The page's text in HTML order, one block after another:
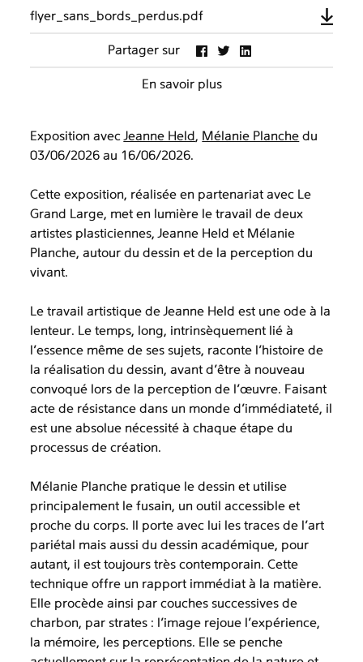
flyer_sans_bords_perdus.pdf
Partager sur
En savoir plus
Exposition avec Jeanne Held , Mélanie Planche du
03/06/2026 au 16/06/2026.
Cette exposition, réalisée en partenariat avec Le
Grand Large, met en lumière le travail de deux
artistes plasticiennes, Jeanne Held et Mélanie
Planche, autour du dessin et de la perception du
vivant.
Le travail artistique de Jeanne Held est une ode à la
lenteur. Le temps, long, intrinsèquement lié à
l’essence même de ses sujets, raconte l’histoire de
la réalisation du dessin, avant d’être à nouveau
convoqué lors de la perception de l’œuvre. Faisant
acte de résistance dans un monde d’immédiateté, il
est une absolue nécessité à chaque étape du
processus de création.
Mélanie Planche pratique le dessin et utilise
principalement le fusain, un outil accessible et
proche du corps. Il porte avec lui les traces de l’art
pariétal mais aussi du dessin académique, pour
autant, il est toujours très contemporain. Cette
technique offre un rapport immédiat à la matière.
Elle procède ainsi par couches successives de
charbon, par strates : l’image rejoue l’expérience,
la mémoire, les perceptions. Elle se penche